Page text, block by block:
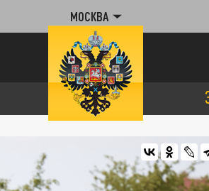
МОСКВА